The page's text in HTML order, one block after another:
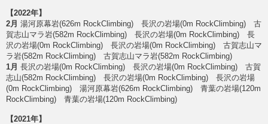
【2022年】
2月 湯河原幕岩(626m RockClimbing) 長沢の岩場(0m RockClimbing) 古
賀志山マラ岩(582m RockClimbing) 長沢の岩場(0m RockClimbing) 長
沢の岩場(0m RockClimbing) 長沢の岩場(0m RockClimbing) 古賀志山マ
ラ岩(582m RockClimbing) 古賀志山マラ岩(582m RockClimbing)
1月 長沢の岩場(0m RockClimbing) 長沢の岩場(0m RockClimbing) 古賀
志山(582m RockClimbing) 長沢の岩場(0m RockClimbing) 長沢の岩場
(0m RockClimbing) 湯河原幕岩(626m RockClimbing) 青葉の岩場(120m
RockClimbing) 青葉の岩場(120m RockClimbing)
【2021年】